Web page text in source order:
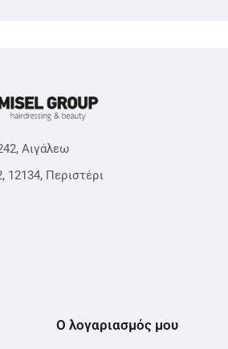
Αιγάλεω
12134, Περιστέρι
Ο λογαριασμός μου